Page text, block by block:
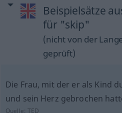
Beispielsätze
für "skip"
(nicht von der
geprüft)
Die Frau, mit der er als Kind
und sein Herz gebrochen
Quelle:TED